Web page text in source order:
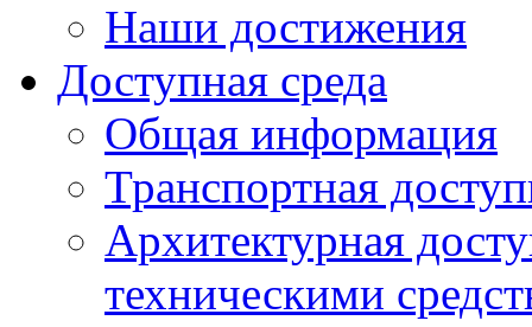
Наши достижения
Доступная среда
Общая информация
Транспортная
Архитектурная
техническими